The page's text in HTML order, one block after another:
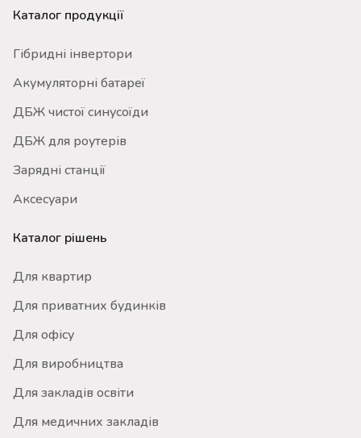
Каталог продукції
Гібридні інвертори
Акумуляторні батареї
ДБЖ чистої синусоїди
ДБЖ для роутерів
Зарядні станції
Аксесуари
Каталог рішень
Для квартир
Для приватних будинків
Для офісу
Для виробництва
Для закладів освіти
Для медичних закладів